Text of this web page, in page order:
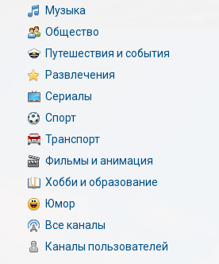
Музыка
Общество
Путешествия и события
Развлечения
Сериалы
Спорт
Транспорт
Фильмы и анимация
Хобби и образование
Юмор
Все каналы
Каналы пользователей